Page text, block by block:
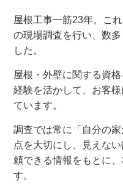
屋根工事一筋23年。こ
の現場調査を行い、数
した。
屋根・外壁に関する資
経験を活かして、お客
ています。
調査では常に「自分の
点を大切にし、見えな
頼できる情報をもとに
す。